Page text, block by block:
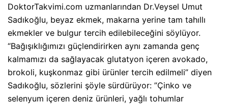
DoktorTakvimi.com uzmanlarından Dr.Veysel Umut
Sadıkoğlu, beyaz ekmek, makarna yerine tam tahıllı
ekmekler ve bulgur tercih edilebileceğini söylüyor.
“Bağışıklığımızı güçlendirirken aynı zamanda genç
kalmamızı da sağlayacak glutatyon içeren avokado,
brokoli, kuşkonmaz gibi ürünler tercih edilmeli” diyen
Sadıkoğlu, sözlerini şöyle sürdürüyor: ”Çinko ve
selenyum içeren deniz ürünleri, yağlı tohumlar